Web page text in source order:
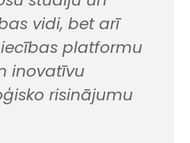
vidi, bet arī
platformu
inovatīvu
risinājumu